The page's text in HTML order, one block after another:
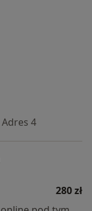
Adres 4
280 zł